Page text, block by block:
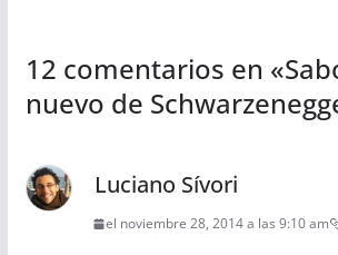
12 comentarios en «
nuevo de
Luciano Sívori
el noviembre 28, 2014 a las 9:10 am